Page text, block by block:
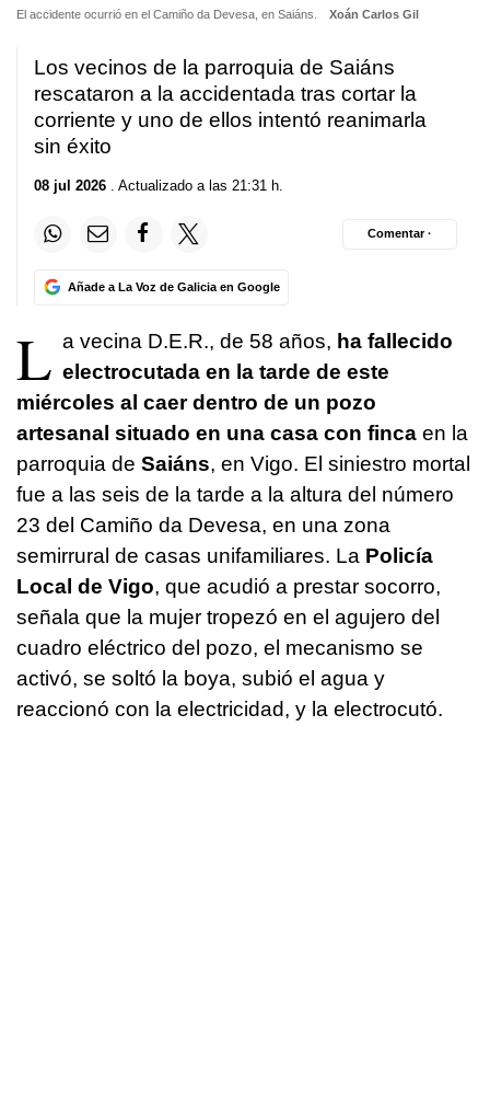
El accidente ocurrió en el Camiño da Devesa, en Saiáns. Xoán Carlos Gil
Los vecinos de la parroquia de Saiáns
rescataron a la accidentada tras cortar la
corriente y uno de ellos intentó reanimarla
sin éxito
08 jul 2026 . Actualizado a las 21:31 h.
Añade a La Voz de Galicia en Google
Comentar ·
L a vecina D.E.R., de 58 años, ha fallecido
electrocutada en la tarde de este
miércoles al caer dentro de un pozo
artesanal situado en una casa con finca en la
parroquia de Saiáns, en Vigo. El siniestro mortal
fue a las seis de la tarde a la altura del número
23 del Camiño da Devesa, en una zona
semirrural de casas unifamiliares. La Policía
Local de Vigo, que acudió a prestar socorro,
señala que la mujer tropezó en el agujero del
cuadro eléctrico del pozo, el mecanismo se
activó, se soltó la boya, subió el agua y
reaccionó con la electricidad, y la electrocutó.